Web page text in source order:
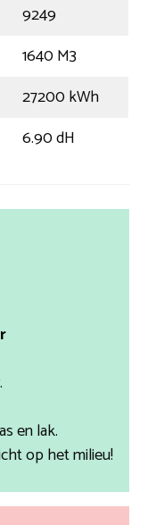
9249
1640 M3
27200 kWh
6.90 dH
en lak.
op het milieu!